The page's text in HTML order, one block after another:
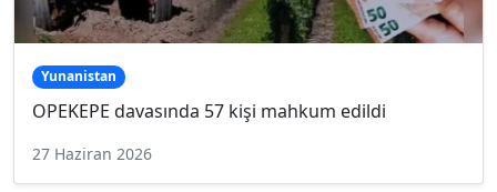
Yunanistan
OPEKEPE davasında 57 kişi mahkum edildi
27 Haziran 2026